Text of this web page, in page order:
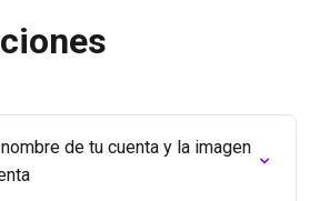
de tu cuenta y la imagen